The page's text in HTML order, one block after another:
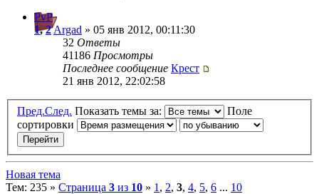
PvP
1,2Argad » 05 янв 2012, 00:11:30
32 Ответы
41186 Просмотры
Последнее сообщение Крест
21 янв 2012, 22:02:58
Пред.След. Показать темы за:
Поле
сортировки
Новая тема
Тем: 235 » Страница 3 из 10 » 1 , 2, 3, 4, 5, 6 ... 10